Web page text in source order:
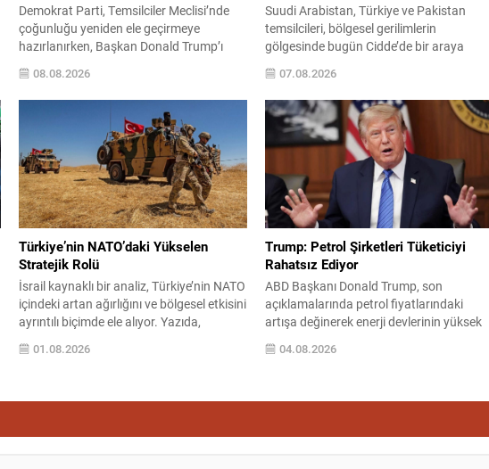
Demokrat Parti, Temsilciler Meclisi’nde
çoğunluğu yeniden ele geçirmeye
hazırlanırken, Başkan Donald Trump’ı
doğrudan azletme yoluna gitmek yerine,
onun siyasi ve ticari ağını hedef alan
kapsamlı soruşturmalar yürütmeyi
planlıyor. Parti yöneticileri ve komisyon
danışmanları, şirketler, yükleniciler ve
finans kuruluşları üzerinden belge ve
tanıklık toplama yöntemlerini
değerlendiriyor. Demokratlar, Beyaz
Saray’la doğrudan çatışmaya...
08.08.2026
Suudi Arabistan, Türkiye ve Pakistan
temsilcileri, bölgesel gerilimlerin
gölgesinde bugün Cidde’de bir araya
gelerek ortak bir savunma anlaşmasını
resmileştirmeye hazırlanıyor. Üç ülkenin
yetkilileri, son dönemde artan çatışmalar
ve deniz taşımacılığındaki aksaklıkların
yarattığı riskleri gerekçe göstererek
uzlaşma sağladı. Görüşmeye ilişkin bilgi
veren Suudi askeri kaynaklar, uzun
süredir müzakere edilen metnin son...
07.08.2026
Türkiye’nin NATO’daki Yükselen
Stratejik Rolü
İsrail kaynaklı bir analiz, Türkiye’nin NATO
içindeki artan ağırlığını ve bölgesel etkisini
ayrıntılı biçimde ele alıyor. Yazıda,
Erdoğan’ın ev sahipliğinde gerçekleştirilen
NATO Liderler Zirvesi’nin Türkiye’yi
01.08.2026
Trump: Petrol Şirketleri Tüketiciyi
Rahatsız Ediyor
ABD Başkanı Donald Trump, son
açıklamalarında petrol fiyatlarındaki
artışa değinerek enerji devlerinin yüksek
kârlarından şikâyet etti. ExxonMobil ile
Chevron’un ikinci çeyrekte açıkladığı rekor
04.08.2026